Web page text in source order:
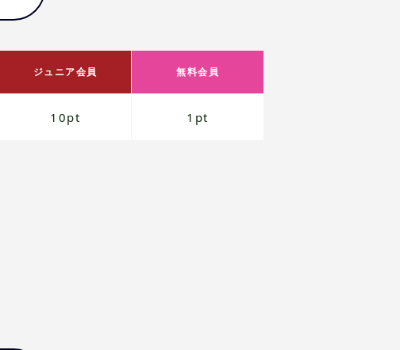
ジュニア会員
10pt
無料会員
1pt